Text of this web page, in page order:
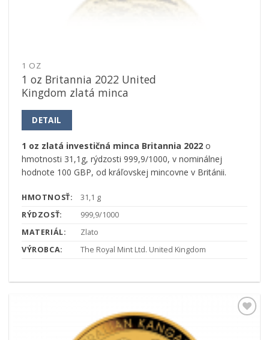
1 OZ
1 oz Britannia 2022 United
Kingdom zlatá minca
DETAIL
1 oz zlatá investičná minca Britannia 2022o
hmotnosti 31,1g, rýdzosti 999,9/1000, v nominálnej
hodnote 100 GBP, od kráľovskej mincovne v Británii.
HMOTNOSŤ:
31,1 g
RÝDZOSŤ:
999,9/1000
MATERIÁL:
Zlato
VÝROBCA:
The Royal Mint Ltd. United Kingdom